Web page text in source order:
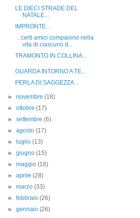
LE DIECI STRADE DEL
NATALE...
IMPRONTE...
...certi amici compaiono nella
vita di ciascuno d...
TRAMONTO IN COLLINA...
GUARDA INTORNO A TE...
PERLA DI SAGGEZZA...
►novembre(18)
►ottobre(17)
►settembre(6)
►agosto(17)
►
luglio(13)
►giugno(15)
►maggio(16)
►aprile(28)
►marzo(33)
►febbraio(26)
►gennaio(26)